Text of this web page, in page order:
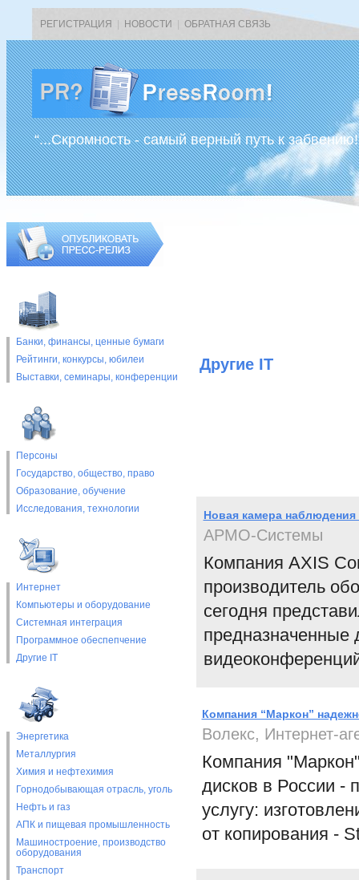
РЕГИСТРАЦИЯ НОВОСТИ ОБРАТНАЯ СВЯЗЬ
“...Скромность - самый верный путь к
Банки, финансы, ценные бумаги
Рейтинги, конкурсы, юбилеи
Выставки, cеминары, конференции
Персоны
Государство, общество, право
Образование, обучение
Исследования, технологии
Интернет
Компьютеры и оборудование
Системная интеграция
Программное обеспепчение
Другие IT
Энергетика
Металлургия
Химия и нефтехимия
Горнодобывающая отрасль, уголь
Нефть и газ
АПК и пищевая промышленность
Машиностроение, производство
оборудования
Транспорт
Другие IT
Новая камера наблюдения
АРМО-Системы
Компания AXIS
производитель
сегодня
предназначенные
Компания “Маркон”
Волекс, Интернет-
Компания
дисков в России -
услугу:
от копирования -